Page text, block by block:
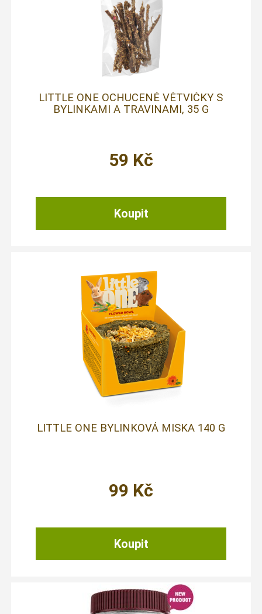
LITTLE ONE OCHUCENÉ VĚTVIČKY S
BYLINKAMI A TRAVINAMI, 35 G
59 Kč
LITTLE ONE BYLINKOVÁ MISKA 140 G
99 Kč